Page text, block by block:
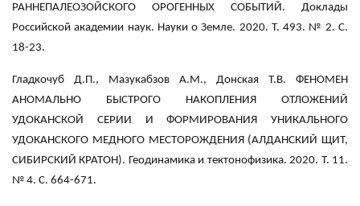
РАННЕПАЛЕОЗОЙСКОГО ОРОГЕННЫХ СОБЫТИЙ. Доклады
Российской академии наук. Науки о Земле. 2020. Т. 493. № 2. С.
18-23.
Гладкочуб Д.П., Мазукабзов А.М., Донская Т.В. ФЕНОМЕН
АНОМАЛЬНО БЫСТРОГО НАКОПЛЕНИЯ ОТЛОЖЕНИЙ
УДОКАНСКОЙ СЕРИИ И ФОРМИРОВАНИЯ УНИКАЛЬНОГО
УДОКАНСКОГО МЕДНОГО МЕСТОРОЖДЕНИЯ (АЛДАНСКИЙ ЩИТ,
СИБИРСКИЙ КРАТОН). Геодинамика и тектонофизика. 2020. Т. 11.
№ 4. С. 664-671.